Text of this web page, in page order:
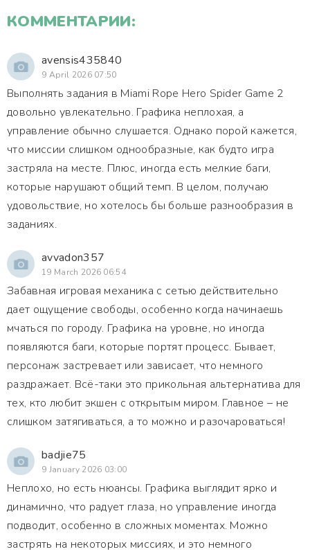
КОММЕНТАРИИ:
avensis435840
9 April 2026 07:50
Выполнять задания в Miami Rope Hero Spider Game 2
довольно увлекательно. Графика неплохая, а
управление обычно слушается. Однако порой кажется,
что миссии слишком однообразные, как будто игра
застряла на месте. Плюс, иногда есть мелкие баги,
которые нарушают общий темп. В целом, получаю
удовольствие, но хотелось бы больше разнообразия в
заданиях.
avvadon357
19 March 2026 06:54
Забавная игровая механика с сетью действительно
дает ощущение свободы, особенно когда начинаешь
мчаться по городу. Графика на уровне, но иногда
появляются баги, которые портят процесс. Бывает,
персонаж застревает или зависает, что немного
раздражает. Всё-таки это прикольная альтернатива для
тех, кто любит экшен с открытым миром. Главное – не
слишком затягиваться, а то можно и разочароваться!
badjie75
9 January 2026 03:00
Неплохо, но есть нюансы. Графика выглядит ярко и
динамично, что радует глаза, но управление иногда
подводит, особенно в сложных моментах. Можно
застрять на некоторых миссиях, и это немного